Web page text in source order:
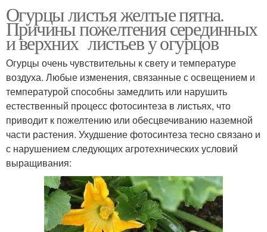
Огурцы листья желтые пятна.
Причины пожелтения серединных
и верхних листьев у огурцов
Огурцы очень чувствительны к свету и температуре
воздуха. Любые изменения, связанные с освещением и
температурой способны замедлить или нарушить
естественный процесс фотосинтеза в листьях, что
приводит к пожелтению или обесцвечиванию наземной
части растения. Ухудшение фотосинтеза тесно связано и
с нарушением следующих агротехнических условий
выращивания: